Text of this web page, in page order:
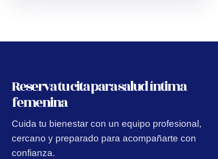
Reserva tu cita para salud íntima
femenina
Cuida tu bienestar con un equipo profesional,
cercano y preparado para acompañarte con
confianza.